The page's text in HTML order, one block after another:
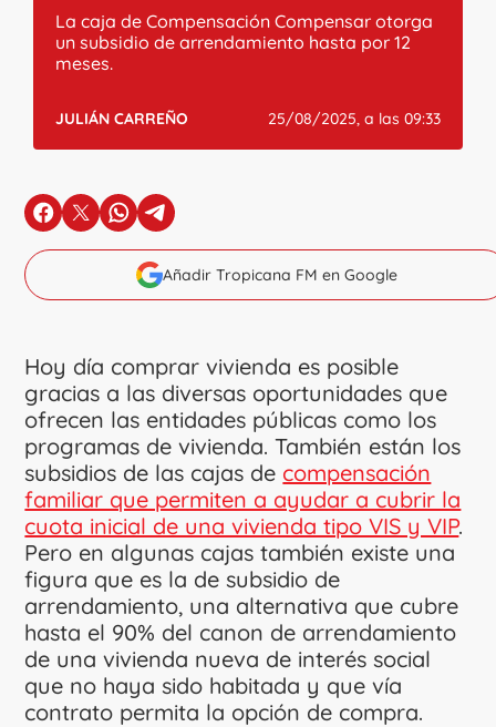
La caja de Compensación Compensar otorga
un subsidio de arrendamiento hasta por 12
meses.
JULIÁN CARREÑO 25/08/2025, a las 09:33
en Facebook
en Xen Whatsapp
en Telegram
Añadir Tropicana FM en Google
Hoy día comprar vivienda es posible
gracias a las diversas oportunidades que
ofrecen las entidades públicas como los
programas de vivienda. También están los
subsidios de las cajas de compensación
familiar que permiten a ayudar a cubrir la
cuota inicial de una vivienda tipo VIS y VIP.
Pero en algunas cajas también existe una
figura que es la de subsidio de
arrendamiento, una alternativa que cubre
hasta el 90% del canon de arrendamiento
de una vivienda nueva de interés social
que no haya sido habitada y que vía
contrato permita la opción de compra.